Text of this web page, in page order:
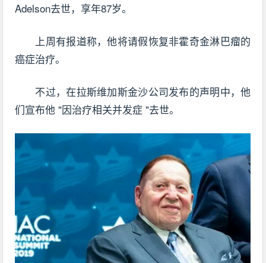
Adelson去世，享年87岁。
上周有报道称，他将请假恢复非霍奇金淋巴瘤的
癌症治疗。
不过，在拉斯维加斯金沙公司发布的声明中，他
们宣布他 "因治疗相关并发症 "去世。